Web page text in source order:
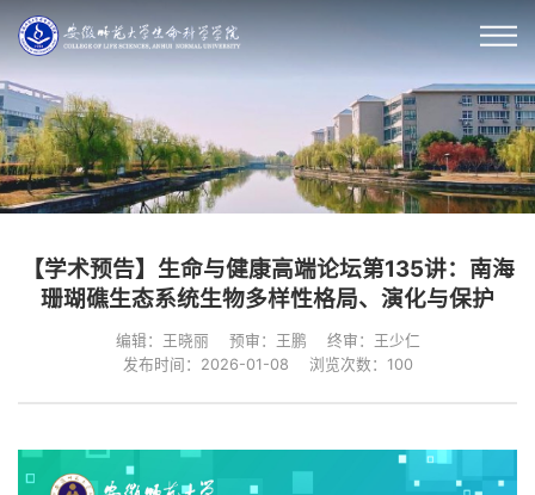
【学术预告】生命与健康高端论坛第135讲：南海
珊瑚礁生态系统生物多样性格局、演化与保护
编辑：王晓丽 预审：王鹏
终审：王少仁
发布时间：2026-01-08
浏览次数： 100